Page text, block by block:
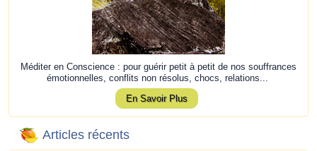
Méditer en Conscience : pour guérir petit à petit de nos souffrances
émotionnelles, conflits non résolus, chocs, relations...
En Savoir Plus
Articles récents